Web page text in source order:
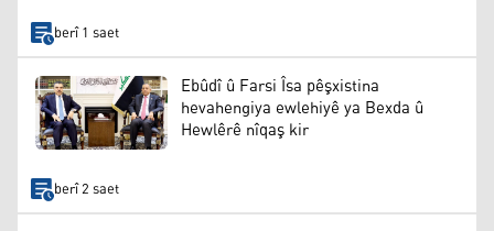
berî 1 saet
Ebûdî û Farsi Îsa pêşxistina
hevahengiya ewlehiyê ya Bexda û
Hewlêrê nîqaş kir
berî 2 saet